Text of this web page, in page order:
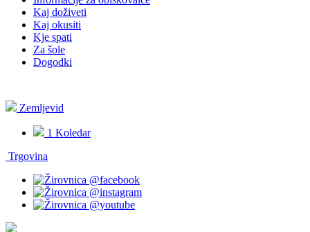
Kaj doživeti
Kaj okusiti
Kje spati
Za šole
Dogodki
Zemljevid
1 Koledar
Trgovina